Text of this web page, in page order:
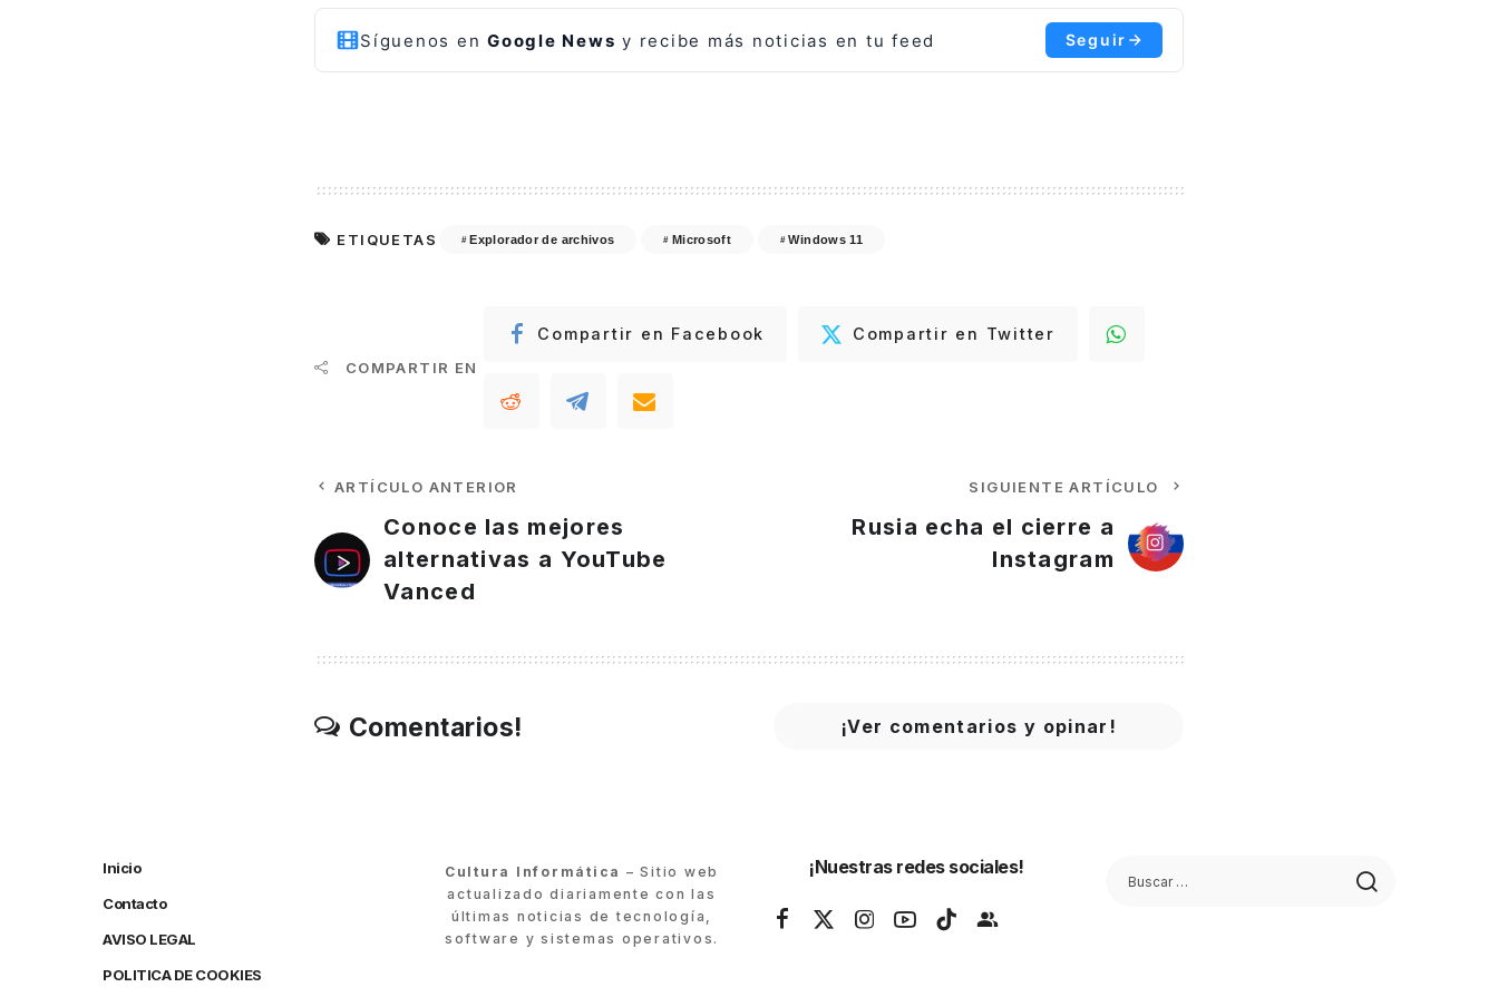
Síguenos en Google News y recibe más noticias en tu feed Seguir
ETIQUETAS Explorador de archivos Microsoft Windows 11
COMPARTIR EN
Compartir en Facebook Compartir en Twitter
ARTÍCULO ANTERIOR
Conoce las mejores
alternativas a YouTube
Vanced
SIGUIENTE ARTÍCULO
Rusia echa el cierre a
Instagram
Comentarios! ¡Ver comentarios y opinar!
Inicio
Contacto
AVISO LEGAL
POLITICA DE COOKIES
Cultura Informática – Sitio web
actualizado diariamente con las
últimas noticias de tecnología,
software y sistemas operativos.
¡Nuestras redes sociales!